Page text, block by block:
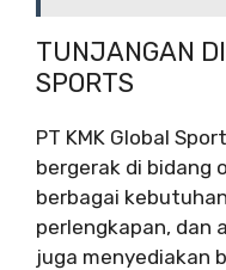
TUNJANGAN
SPORTS
PT KMK Global
bergerak di bidang
berbagai
perlengkapan, dan
juga menyediakan